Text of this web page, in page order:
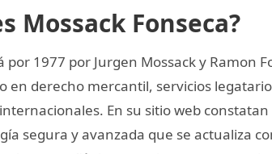
Mossack Fonseca?
por 1977 por Jurgen Mossack y Ramon
en derecho mercantil, servicios
En su sitio web
segura y avanzada que se actualiza